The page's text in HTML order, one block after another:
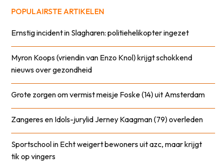
POPULAIRSTE ARTIKELEN
Ernstig incident in Slagharen: politiehelikopter ingezet
Myron Koops (vriendin van Enzo Knol) krijgt schokkend
nieuws over gezondheid
Grote zorgen om vermist meisje Foske (14) uit Amsterdam
Zangeres en Idols-jurylid Jerney Kaagman (79) overleden
Sportschool in Echt weigert bewoners uit azc, maar krijgt
tik op vingers